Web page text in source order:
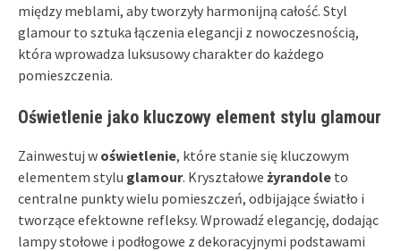
między meblami, aby tworzyły harmonijną całość. Styl
glamour to sztuka łączenia elegancji z nowoczesnością,
która wprowadza luksusowy charakter do każdego
pomieszczenia.
Oświetlenie jako kluczowy element stylu glamour
Zainwestuj w oświetlenie, które stanie się kluczowym
elementem stylu glamour. Kryształowe żyrandole to
centralne punkty wielu pomieszczeń, odbijające światło i
tworzące efektowne refleksy. Wprowadź elegancję, dodając
lampy stołowe i podłogowe z dekoracyjnymi podstawami